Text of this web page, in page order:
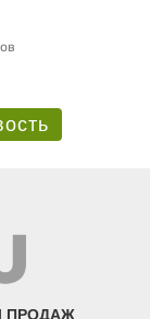
ПРОДАЖ